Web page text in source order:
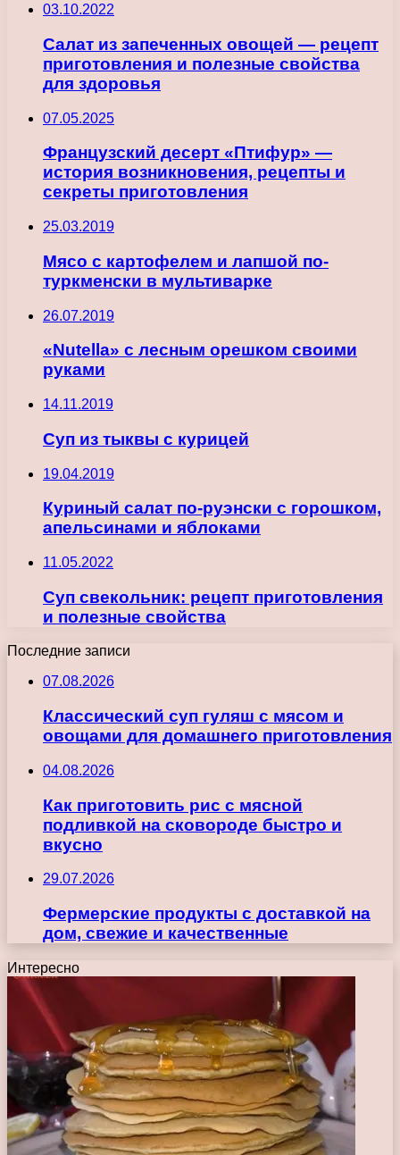
03.10.2022
Салат из запеченных овощей — рецепт
приготовления и полезные свойства
для здоровья
07.05.2025
Французский десерт «Птифур» —
история возникновения, рецепты и
секреты приготовления
25.03.2019
Мясо с картофелем и лапшой по-
туркменски в мультиварке
26.07.2019
«Nutella» с лесным орешком своими
руками
14.11.2019
Суп из тыквы с курицей
19.04.2019
Куриный салат по-руэнски с горошком,
апельсинами и яблоками
11.05.2022
Суп свекольник: рецепт приготовления
и полезные свойства
Последние записи
07.08.2026
Классический суп гуляш с мясом и
овощами для домашнего приготовления
04.08.2026
Как приготовить рис с мясной
подливкой на сковороде быстро и
вкусно
29.07.2026
Фермерские продукты с доставкой на
дом, свежие и качественные
Интересно